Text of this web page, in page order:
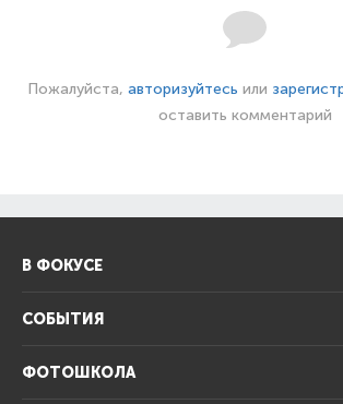
Пожалуйста, авторизуйтесь или
оставить комментарий
В ФОКУСЕ
СОБЫТИЯ
ФОТОШКОЛА